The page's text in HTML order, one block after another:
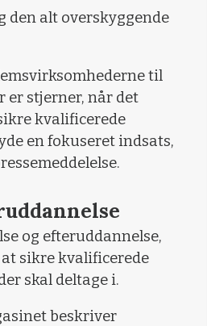
den alt overskyggende
til
er stjerner, når det
kvalificerede
en fokuseret indsats,
og efteruddannelse,
sikre kvalificerede
skal deltage i.
beskriver